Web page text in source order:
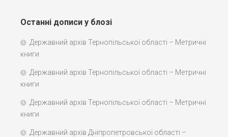
Останні дописи у блозі
Державний архів Тернопільської області – Метричні
книги
Державний архів Тернопільської області – Метричні
книги
Державний архів Тернопільської області – Метричні
книги
Державний архів Дніпропетровської області –